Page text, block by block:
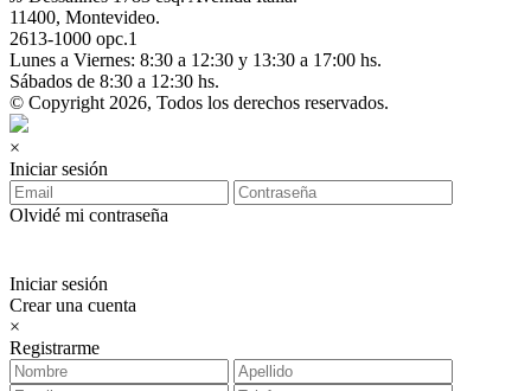
11400, Montevideo.
2613-1000 opc.1
Lunes a Viernes: 8:30 a 12:30 y 13:30 a 17:00 hs.
Sábados de 8:30 a 12:30 hs.
© Copyright 2026, Todos los derechos reservados.
×
Iniciar sesión
Olvidé mi contraseña
Iniciar sesión
Crear una cuenta
×
Registrarme